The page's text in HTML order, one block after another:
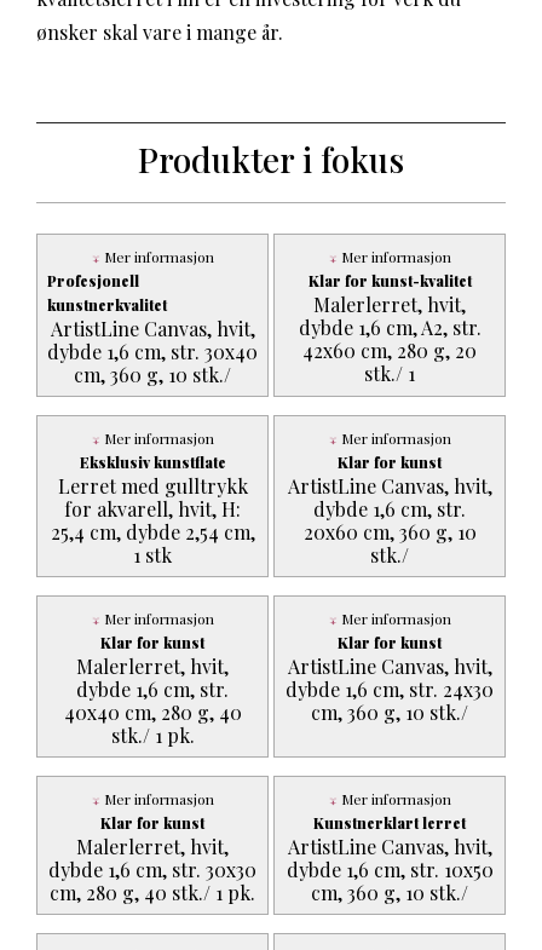
ønsker skal vare i mange år.
Produkter i fokus
Profesjonell
kunstnerkvalitet
ArtistLine Canvas, hvit,
dybde 1,6 cm, str. 30x40
cm, 360 g, 10 stk./
Mer informasjon
Klar for kunst-kvalitet
Malerlerret, hvit,
dybde 1,6 cm, A2, str.
42x60 cm, 280 g, 20
stk./ 1
Mer informasjon
Eksklusiv kunstflate
Lerret med gulltrykk
for akvarell, hvit, H:
25,4 cm, dybde 2,54 cm,
1 stk
Mer informasjon
Klar for kunst
ArtistLine Canvas, hvit,
dybde 1,6 cm, str.
20x60 cm, 360 g, 10
stk./
Mer informasjon
Klar for kunst
Malerlerret, hvit,
dybde 1,6 cm, str.
40x40 cm, 280 g, 40
stk./ 1 pk.
Mer informasjon
Klar for kunst
ArtistLine Canvas, hvit,
dybde 1,6 cm, str. 24x30
cm, 360 g, 10 stk./
Mer informasjon
Klar for kunst
Malerlerret, hvit,
dybde 1,6 cm, str. 30x30
cm, 280 g, 40 stk./ 1 pk.
Mer informasjon
Kunstnerklart lerret
ArtistLine Canvas, hvit,
dybde 1,6 cm, str. 10x50
cm, 360 g, 10 stk./
Mer informasjon